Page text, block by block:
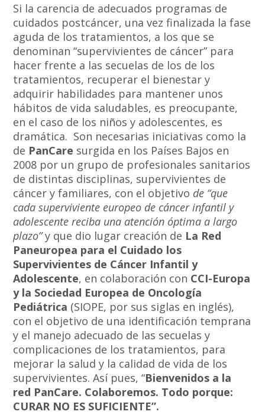
Si la carencia de adecuados programas de
cuidados postcáncer, una vez finalizada la fase
aguda de los tratamientos, a los que se
denominan “supervivientes de cáncer” para
hacer frente a las secuelas de los de los
tratamientos, recuperar el bienestar y
adquirir habilidades para mantener unos
hábitos de vida saludables, es preocupante,
en el caso de los niños y adolescentes, es
dramática. Son necesarias iniciativas como la
de PanCare surgida en los Países Bajos en
2008 por un grupo de profesionales sanitarios
de distintas disciplinas, supervivientes de
cáncer y familiares, con el objetivo de “que
cada superviviente europeo de cáncer infantil y
adolescente reciba una atención óptima a largo
plazo”y que dio lugar creación de La Red
Paneuropea para el Cuidado los
Supervivientes de Cáncer Infantil y
Adolescente, en colaboración con CCI-Europa
y la Sociedad Europea de Oncología
Pediátrica (SIOPE, por sus siglas en inglés),
con el objetivo de una identificación temprana
y el manejo adecuado de las secuelas y
complicaciones de los tratamientos, para
mejorar la salud y la calidad de vida de los
supervivientes. Así pues, “Bienvenidos a la
red PanCare. Colaboremos. Todo porque:
CURAR NO ES SUFICIENTE”.